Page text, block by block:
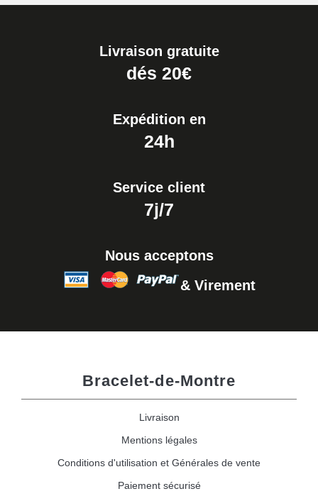
Livraison gratuite
dés 20€
Expédition en
24h
Service client
7j/7
Nous acceptons
& Virement
Bracelet-de-Montre
Livraison
Mentions légales
Conditions d'utilisation et Générales de vente
Paiement sécurisé